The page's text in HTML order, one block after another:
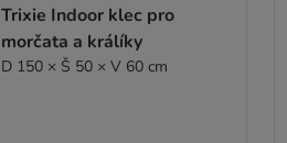
Trixie Indoor klec pro
morčata a králíky
D 150 × Š 50 × V 60 cm